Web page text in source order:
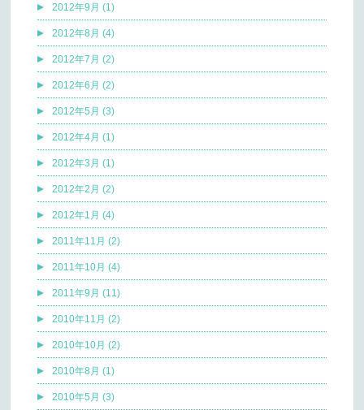
2012年9月 (1)
2012年8月 (4)
2012年7月 (2)
2012年6月 (2)
2012年5月 (3)
2012年4月 (1)
2012年3月 (1)
2012年2月 (2)
2012年1月 (4)
2011年11月 (2)
2011年10月 (4)
2011年9月 (11)
2010年11月 (2)
2010年10月 (2)
2010年8月 (1)
2010年5月 (3)